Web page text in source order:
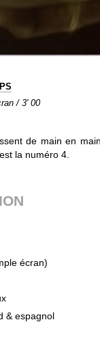
/ 3' 00
de main en
la numéro 4.
écran)
& espagnol